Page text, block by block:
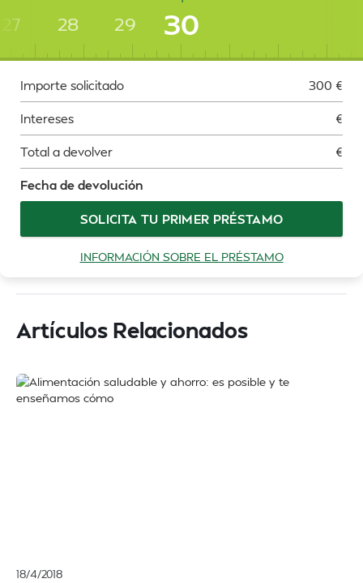
27 28 29 30
Importe solicitado 300 €
Intereses €
Total a devolver €
Fecha de devolución
SOLICITA TU PRIMER PRÉSTAMO
INFORMACIÓN SOBRE EL PRÉSTAMO
Artículos Relacionados
18/4/2018